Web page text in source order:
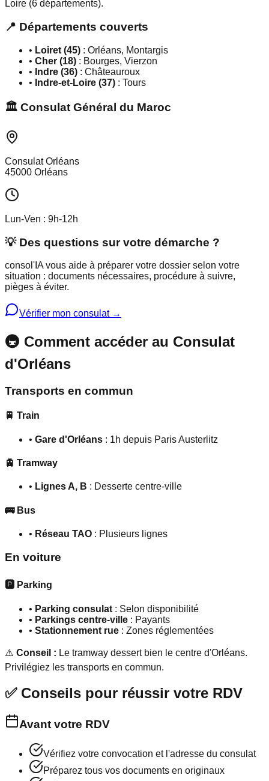
Loire (6 départements).
📍 Départements couverts
• Loiret (45) : Orléans, Montargis
• Cher (18) : Bourges, Vierzon
• Indre (36) : Châteauroux
• Indre-et-Loire (37) : Tours
🏛️ Consulat Général du Maroc
Consulat Orléans
45000 Orléans
Lun-Ven : 9h-12h
💡 Des questions sur votre démarche ?
consol'IA vous aide à préparer votre dossier selon votre
situation : documents nécessaires, procédure à suivre,
pièges à éviter.
Vérifier mon consulat →
🚇 Comment accéder au Consulat
d'Orléans
Transports en commun
🚆 Train
• Gare d'Orléans : 1h depuis Paris Austerlitz
🚊 Tramway
• Lignes A, B : Desserte centre-ville
🚌 Bus
• Réseau TAO : Plusieurs lignes
En voiture
🅿️ Parking
• Parking consulat : Selon disponibilité
• Parkings centre-ville : Payants
• Stationnement rue : Zones réglementées
⚠️ Conseil : Le tramway dessert bien le centre d'Orléans.
Privilégiez les transports en commun.
✅ Conseils pour réussir votre RDV
Avant votre RDV
Vérifiez votre convocation et l'adresse du consulat
Préparez tous vos documents en originaux